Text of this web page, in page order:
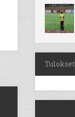
Tulokset